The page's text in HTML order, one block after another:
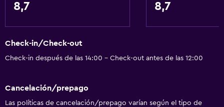
Instalaciones para reuniones
Servicio de habitaciones
Recepción 24 horas
8,7 8,7
Check-in/Check-out
Check-in después de las 14:00 - Check-out antes de las 12:00
Cancelación/prepago
Las políticas de cancelación/prepago varían según el tipo de